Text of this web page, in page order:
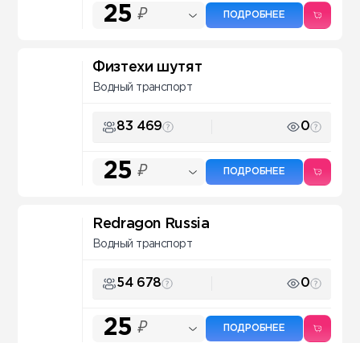
25 ₽ ПОДРОБНЕЕ
Физтехи шутят
Водный транспорт
83 469 0
25 ₽ ПОДРОБНЕЕ
Redragon Russia
Водный транспорт
54 678 0
25 ₽ ПОДРОБНЕЕ